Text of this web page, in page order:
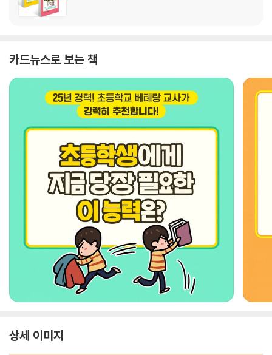
카드뉴스로 보는 책
상세 이미지